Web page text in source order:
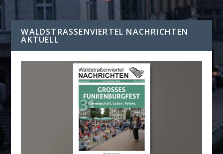
WALDSTRASSENVIERTEL NACHRICHTEN A
KTUELL